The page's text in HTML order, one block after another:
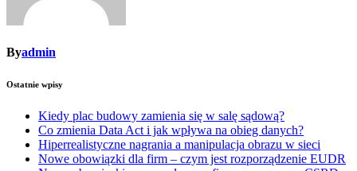
Byadmin
Ostatnie wpisy
Kiedy plac budowy zamienia się w salę sądową?
Co zmienia Data Act i jak wpływa na obieg danych?
Hiperrealistyczne nagrania a manipulacja obrazu w sieci
Nowe obowiązki dla firm – czym jest rozporządzenie EUDR